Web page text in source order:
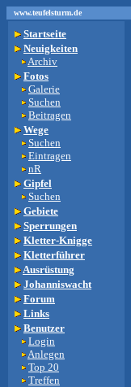
www.teufelsturm.de
Startseite
Neuigkeiten
Archiv
Fotos
Galerie
Suchen
Beitragen
Wege
Suchen
Eintragen
nR
Gipfel
Suchen
Gebiete
Sperrungen
Kletter-Knigge
Kletterführer
Ausrüstung
Johanniswacht
Forum
Links
Benutzer
Login
Anlegen
Top 20
Treffen